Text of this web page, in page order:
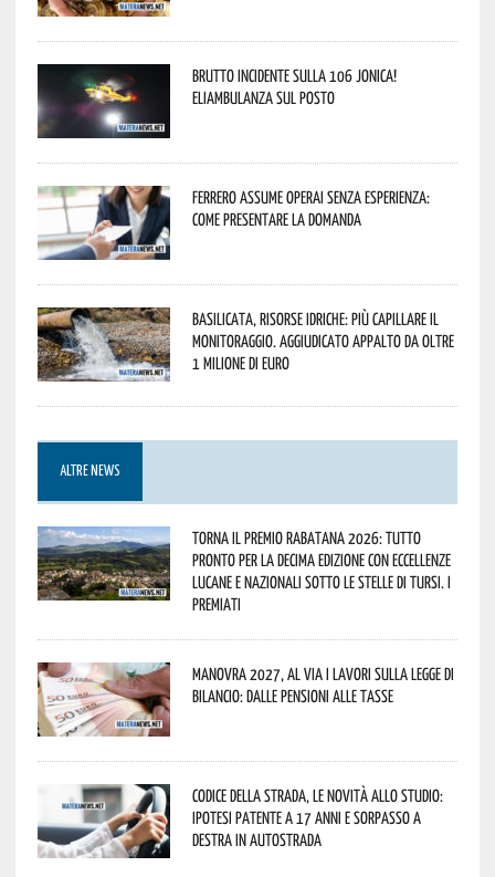
Brutto incidente sulla 106 Jonica!
Eliambulanza sul posto
Ferrero assume operai senza esperienza:
come presentare la domanda
Basilicata, Risorse idriche: più capillare il
monitoraggio. Aggiudicato appalto da oltre
1 milione di euro
ALTRE NEWS
Torna il Premio Rabatana 2026: tutto
pronto per la decima edizione con eccellenze
lucane e nazionali sotto le stelle di Tursi. I
premiati
Manovra 2027, al via i lavori sulla Legge di
Bilancio: dalle pensioni alle tasse
Codice della strada, le novità allo studio:
ipotesi patente a 17 anni e sorpasso a
destra in autostrada